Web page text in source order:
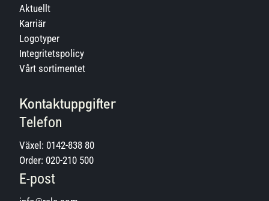
Aktuellt
Karriär
Logotyper
Integritetspolicy
Vårt sortimentet
Kontaktuppgifter
Telefon
Växel: 0142-838 80
Order: 020-210 500
E-post